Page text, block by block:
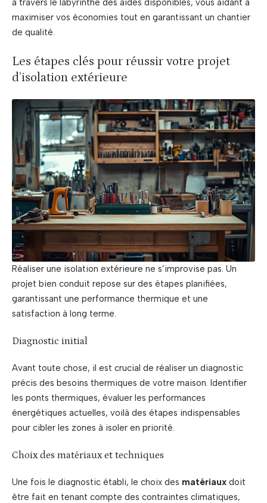
à travers le labyrinthe des aides disponibles, vous aidant à
maximiser vos économies tout en garantissant un chantier
de qualité.
Les étapes clés pour réussir votre projet
d’isolation extérieure
Réaliser une isolation extérieure ne s’improvise pas. Un
projet bien conduit repose sur des étapes planifiées,
garantissant une performance thermique et une
satisfaction à long terme.
Diagnostic initial
Avant toute chose, il est crucial de réaliser un diagnostic
précis des besoins thermiques de votre maison. Identifier
les ponts thermiques, évaluer les performances
énergétiques actuelles, voilà des étapes indispensables
pour cibler les zones à isoler en priorité.
Choix des matériaux et techniques
Une fois le diagnostic établi, le choix des matériaux doit
être fait en tenant compte des contraintes climatiques,